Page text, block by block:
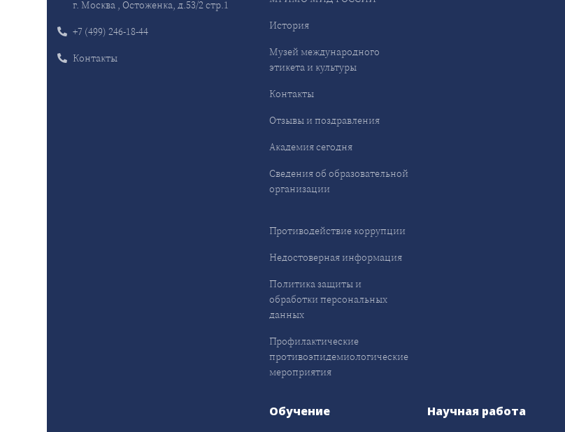
г. Москва , Остоженка, д.53/2 стр.1
+7 (499) 246-18-44
Контакты
История
Музей международного
этикета и культуры
Контакты
Отзывы и поздравления
Академия сегодня
Сведения об образовательной
организации
Противодействие коррупции
Недостоверная информация
Политика защиты и
обработки персональных
данных
Профилактические
противоэпидемиологические
мероприятия
Обучение Научная работа